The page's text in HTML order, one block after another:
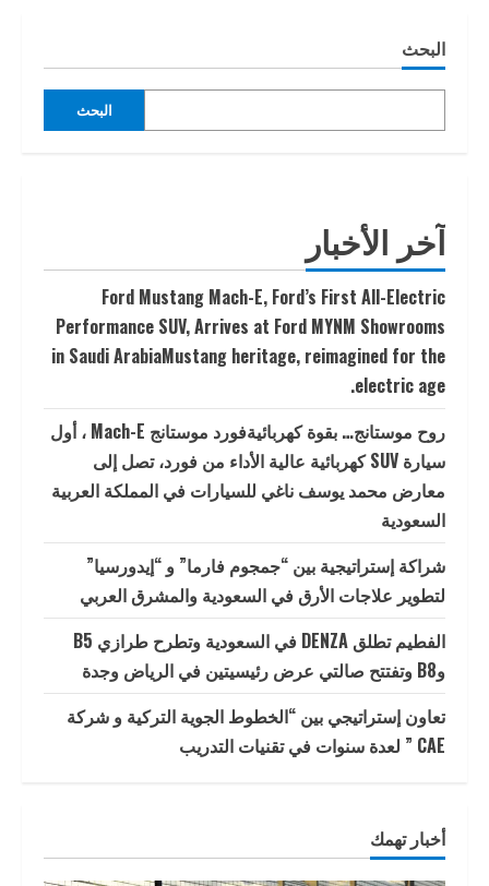
البحث
البحث
آخر الأخبار
Ford Mustang Mach-E, Ford’s First All-Electric
Performance SUV, Arrives at Ford MYNM Showrooms
in Saudi ArabiaMustang heritage, reimagined for the
electric age.
روح موستانج… بقوة كهربائيةفورد موستانج Mach-E ، أول
سيارة SUV كهربائية عالية الأداء من فورد، تصل إلى
معارض محمد يوسف ناغي للسيارات في المملكة العربية
السعودية
شراكة إستراتيجية بين “جمجوم فارما” و “إيدورسيا”
لتطوير علاجات الأرق في السعودية والمشرق العربي
الفطيم تطلق DENZA في السعودية وتطرح طرازي B5
وB8 وتفتتح صالتي عرض رئيسيتين في الرياض وجدة
تعاون إستراتيجي بين “الخطوط الجوية التركية و شركة
CAE ” لعدة سنوات في تقنيات التدريب
أخبار تهمك